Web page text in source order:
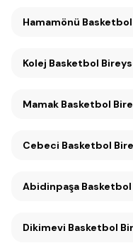
Hamamönü
Kolej Basketbol
Mamak Basketbol
Cebeci
Abidinpaşa
Dikimevi Basketbol